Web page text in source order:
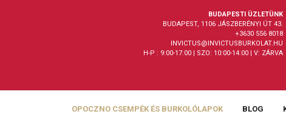
BUDAPESTI ÜZLETÜNK
BUDAPEST, 1106 JÁSZBERÉNYI ÚT 43.
+3630 556 8018
INVICTUS@INVICTUSBURKOLAT.HU
H-P : 9:00-17:00 | SZO: 10:00-14:00 | V: ZÁRVA
OPOCZNO CSEMPÉK ÉS BURKOLÓLAPOK BLOG